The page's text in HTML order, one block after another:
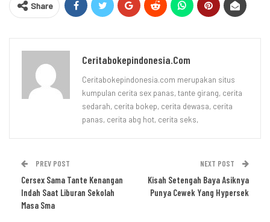
Share
Ceritabokepindonesia.com
Ceritabokepindonesia.com merupakan situs
kumpulan cerita sex panas, tante girang, cerita
sedarah, cerita bokep, cerita dewasa, cerita
panas, cerita abg hot, cerita seks,
PREV POST
Cersex Sama Tante Kenangan
Indah Saat Liburan Sekolah
Masa Sma
NEXT POST
Kisah Setengah Baya Asiknya
Punya Cewek Yang Hypersek